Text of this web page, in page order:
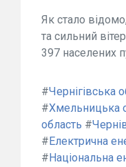
Як стало
та сильний
397 населених
#Чернігівська
#Хмельницька
область #
# Електрична
# Національна